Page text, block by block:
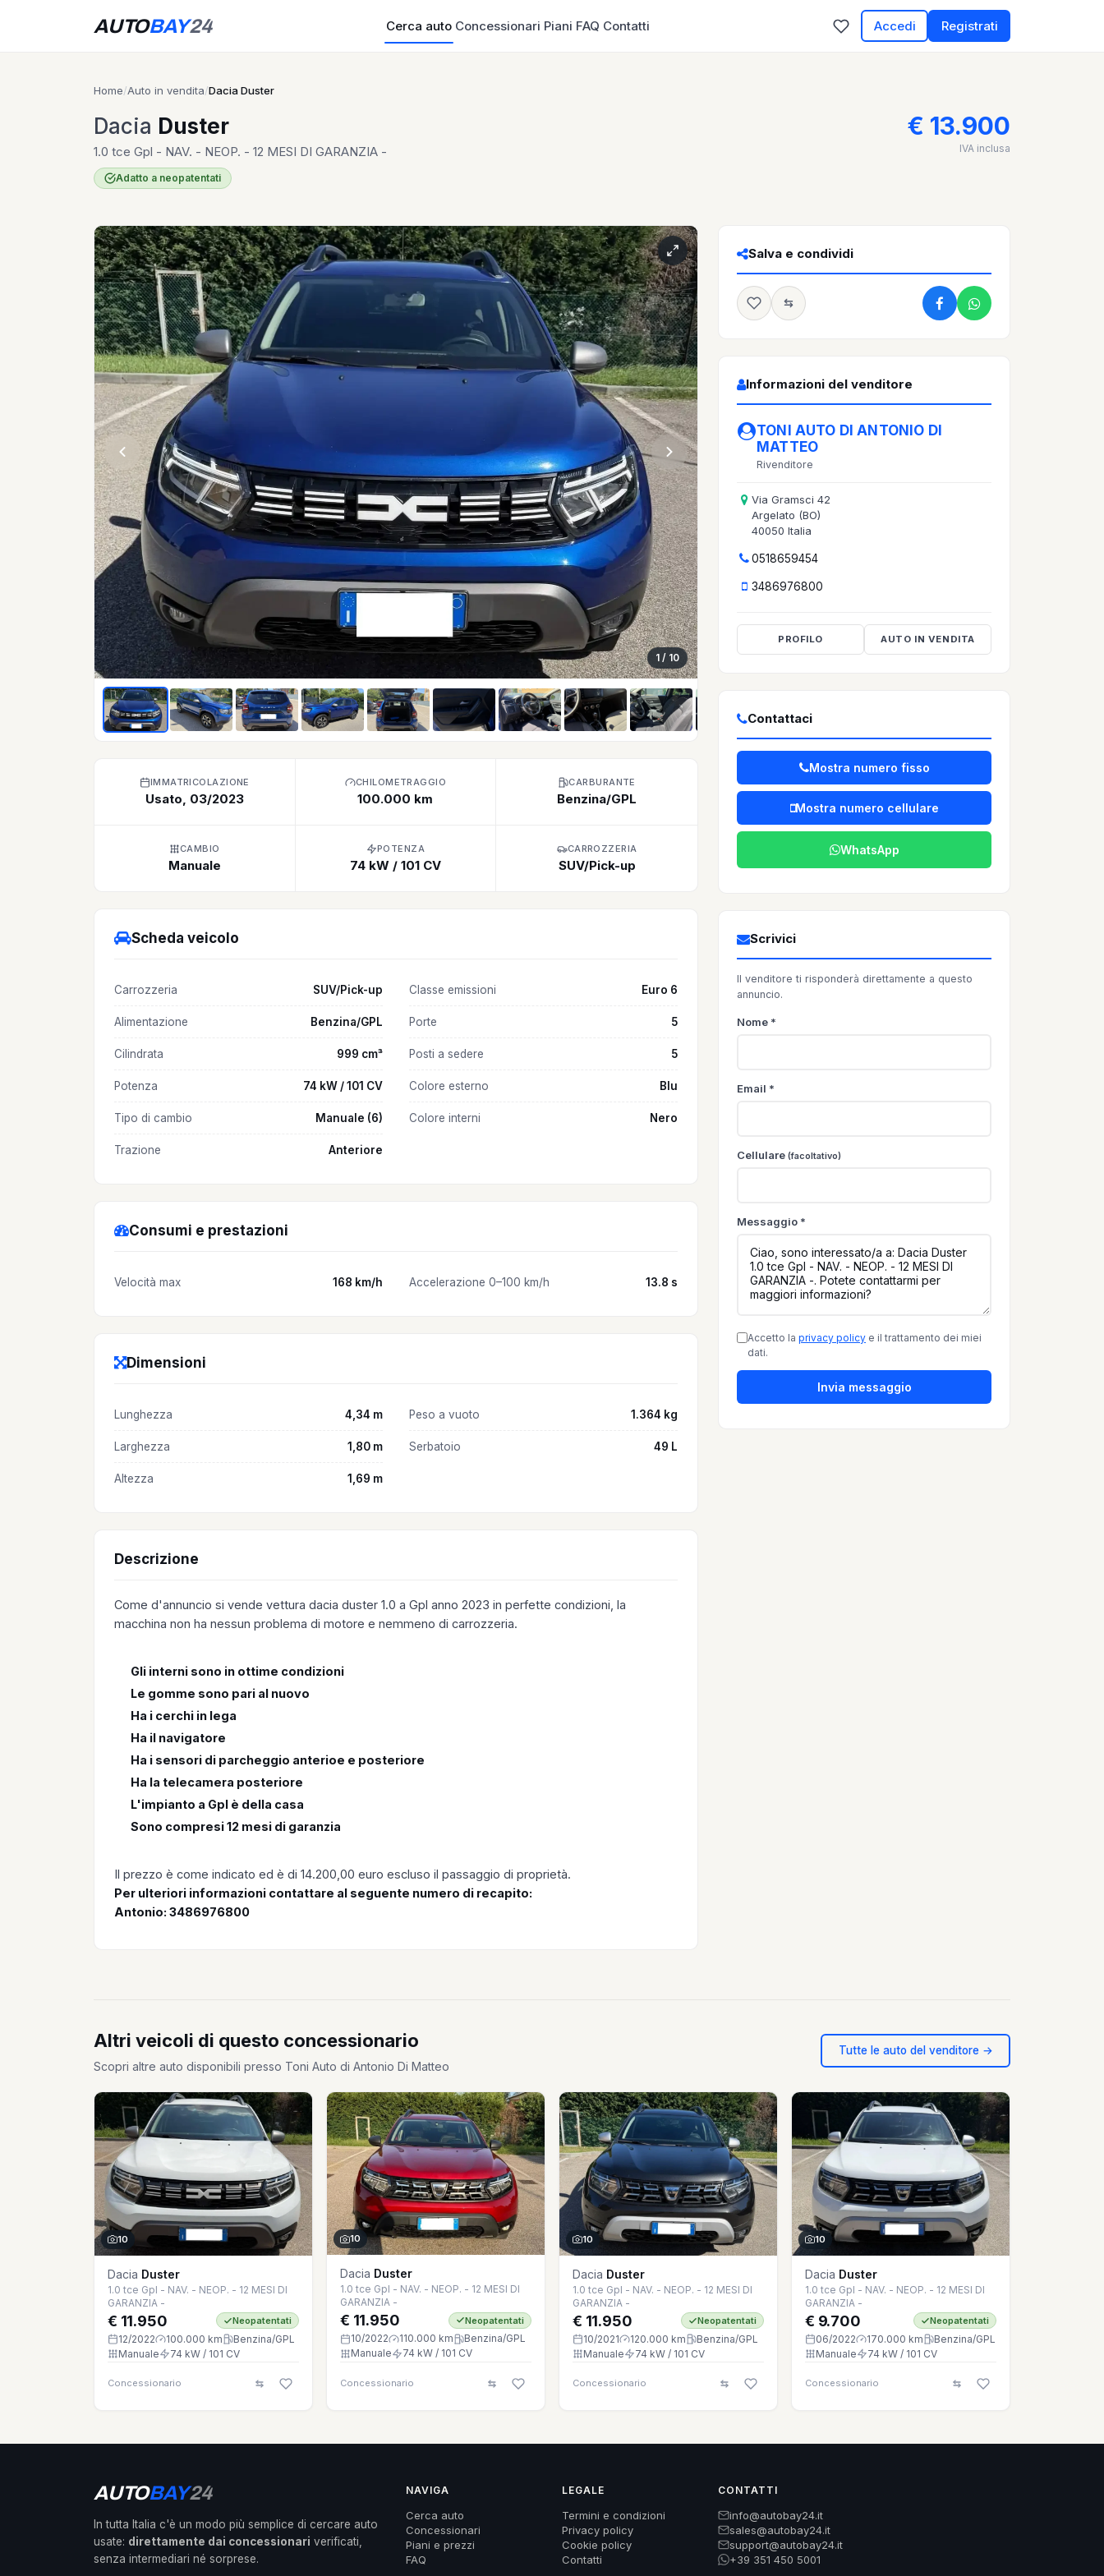
AUTOBAY24 Cerca auto Concessionari Piani FAQ Contatti Accedi Registrati
Home/Auto in vendita/Dacia Duster
Dacia Duster
1.0 tce Gpl - NAV. - NEOP. - 12 MESI DI GARANZIA -
Adatto a neopatentati
€ 13.900
IVA inclusa
1 / 10
IMMATRICOLAZIONE
Usato, 03/2023
CHILOMETRAGGIO
100.000 km
CARBURANTE
Benzina/GPL
CAMBIO
Manuale
POTENZA
74 kW / 101 CV
CARROZZERIA
SUV/Pick-up
Scheda veicolo
Carrozzeria SUV/Pick-up
Alimentazione Benzina/GPL
Cilindrata 999 cm³
Potenza 74 kW / 101 CV
Tipo di cambio Manuale (6)
Trazione Anteriore
Classe emissioni Euro 6
Porte 5
Posti a sedere 5
Colore esterno Blu
Colore interni Nero
Consumi e prestazioni
Velocità max 168 km/h Accelerazione 0–100 km/h 13.8 s
Dimensioni
Lunghezza 4,34 m
Larghezza 1,80 m
Altezza 1,69 m
Peso a vuoto 1.364 kg
Serbatoio 49 L
Descrizione
Come d'annuncio si vende vettura dacia duster 1.0 a Gpl anno 2023 in perfette condizioni, la
macchina non ha nessun problema di motore e nemmeno di carrozzeria.
Gli interni sono in ottime condizioni
Le gomme sono pari al nuovo
Ha i cerchi in lega
Ha il navigatore
Ha i sensori di parcheggio anterioe e posteriore
Ha la telecamera posteriore
L'impianto a Gpl è della casa
Sono compresi 12 mesi di garanzia
Il prezzo è come indicato ed è di 14.200,00 euro escluso il passaggio di proprietà.
Per ulteriori informazioni contattare al seguente numero di recapito:
Antonio: 3486976800
Salva e condividi
Informazioni del venditore
TONI AUTO DI ANTONIO DI
MATTEO
Rivenditore
Via Gramsci 42
Argelato (BO)
40050 Italia
0518659454
3486976800
PROFILO AUTO IN VENDITA
Contattaci
Mostra numero fisso
Mostra numero cellulare
WhatsApp
Scrivici
Il venditore ti risponderà direttamente a questo
annuncio.
Nome *
Email *
Cellulare (facoltativo)
Messaggio *
Accetto la privacy policy e il trattamento dei miei
dati.
Invia messaggio
Altri veicoli di questo concessionario
Scopri altre auto disponibili presso Toni Auto di Antonio Di Matteo
Tutte le auto del venditore →
10
Dacia Duster
1.0 tce Gpl - NAV. - NEOP. - 12 MESI DI
GARANZIA -
€ 11.950 Neopatentati
12/2022 100.000 km
Benzina/GPL
Manuale
74 kW / 101 CV
Concessionario
10
Dacia Duster
1.0 tce Gpl - NAV. - NEOP. - 12 MESI DI
GARANZIA -
€ 11.950 Neopatentati
10/2022 110.000 km
Benzina/GPL
Manuale
74 kW / 101 CV
Concessionario
10
Dacia Duster
1.0 tce Gpl - NAV. - NEOP. - 12 MESI DI
GARANZIA -
€ 11.950 Neopatentati
10/2021 120.000 km
Benzina/GPL
Manuale
74 kW / 101 CV
Concessionario
10
Dacia Duster
1.0 tce Gpl - NAV. - NEOP. - 12 MESI DI
GARANZIA -
€ 9.700 Neopatentati
06/2022 170.000 km
Benzina/GPL
Manuale
74 kW / 101 CV
Concessionario
AUTOBAY24
In tutta Italia c'è un modo più semplice di cercare auto
usate: direttamente dai concessionari verificati,
senza intermediari né sorprese.
NAVIGA
Cerca auto
Concessionari
Piani e prezzi
FAQ
LEGALE
Termini e condizioni
Privacy policy
Cookie policy
Contatti
CONTATTI
info@autobay24.it
sales@autobay24.it
support@autobay24.it
+39 351 450 5001